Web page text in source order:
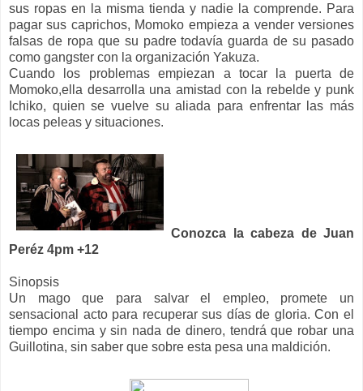
sus ropas en la misma tienda y nadie la comprende. Para
pagar sus caprichos, Momoko empieza a vender versiones
falsas de ropa que su padre todavía guarda de su pasado
como gangster con la organización Yakuza.
Cuando los problemas empiezan a tocar la puerta de
Momoko,ella desarrolla una amistad con la rebelde y punk
Ichiko, quien se vuelve su aliada para enfrentar las más
locas peleas y situaciones.
Conozca la cabeza de Juan
Peréz 4pm +12
Sinopsis
Un mago que para salvar el empleo, promete un
sensacional acto para recuperar sus días de gloria. Con el
tiempo encima y sin nada de dinero, tendrá que robar una
Guillotina, sin saber que sobre esta pesa una maldición.